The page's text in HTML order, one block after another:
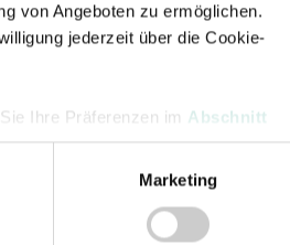
von Angeboten zu ermöglichen.
jederzeit über die Cookie-
Ihre Präferenzen im Abschnitt
Ihrer Verwendung unserer
Marketing